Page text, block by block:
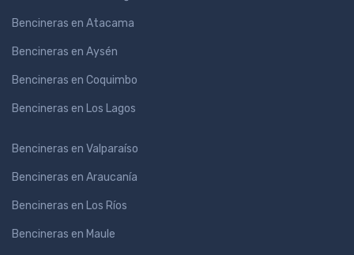
Bencineras en Atacama
Bencineras en Aysén
Bencineras en Coquimbo
Bencineras en Los Lagos
Bencineras en Valparaíso
Bencineras en Araucanía
Bencineras en Los Ríos
Bencineras en Maule